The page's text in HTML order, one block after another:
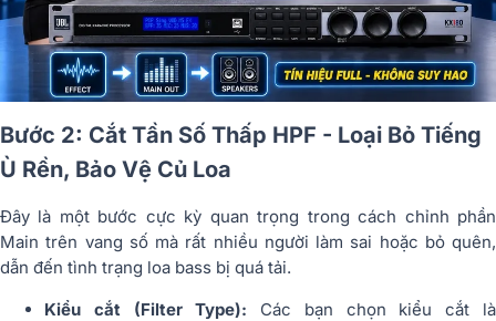
Bước 2: Cắt Tần Số Thấp HPF - Loại Bỏ Tiếng
Ù Rền, Bảo Vệ Củ Loa
Đây là một bước cực kỳ quan trọng trong cách chỉnh phần
Main trên vang số mà rất nhiều người làm sai hoặc bỏ quên,
dẫn đến tình trạng loa bass bị quá tải.
Kiểu cắt (Filter Type): Các bạn chọn kiểu cắt là